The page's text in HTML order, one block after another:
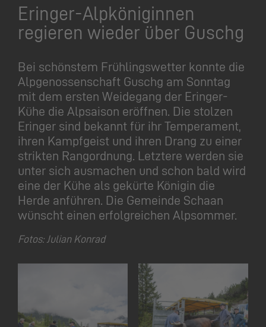
Eringer-Alpköniginnen
regieren wieder über Guschg
Bei schönstem Frühlingswetter konnte die
Alpgenossenschaft Guschg am Sonntag
mit dem ersten Weidegang der Eringer-
Kühe die Alpsaison eröffnen. Die stolzen
Eringer sind bekannt für ihr Temperament,
ihren Kampfgeist und ihren Drang zu einer
strikten Rangordnung. Letztere werden sie
unter sich ausmachen und schon bald wird
eine der Kühe als gekürte Königin die
Herde anführen. Die Gemeinde Schaan
wünscht einen erfolgreichen Alpsommer.
Fotos: Julian Konrad